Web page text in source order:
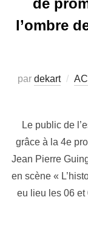
de
l’ombre
par dekart
Le public de
grâce à la 4e
Jean Pierre
en scène «
eu lieu les 06 et